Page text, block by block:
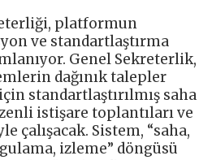
platformun
ve standartlaştırma
Genel Sekreterlik,
dağınık talepler
standartlaştırılmış saha
istişare toplantıları ve
çalışacak. Sistem, “saha,
izleme” döngüsü